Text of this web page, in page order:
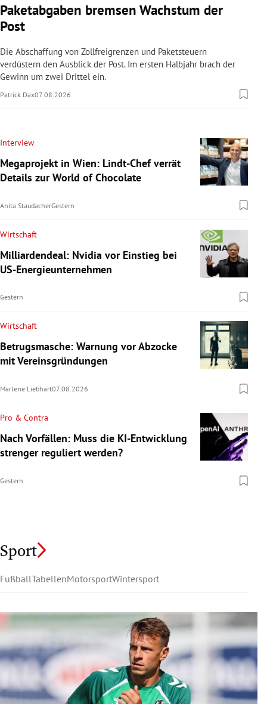
Paketabgaben bremsen Wachstum der
Post
Die Abschaffung von Zollfreigrenzen und Paketsteuern
verdüstern den Ausblick der Post. Im ersten Halbjahr brach der
Gewinn um zwei Drittel ein.
Patrick Dax07.08.2026
Interview
Megaprojekt in Wien: Lindt-Chef verrät
Details zur World of Chocolate
Anita StaudacherGestern
Wirtschaft
Milliardendeal: Nvidia vor Einstieg bei
US-Energieunternehmen
Gestern
Wirtschaft
Betrugsmasche: Warnung vor Abzocke
mit Vereinsgründungen
Marlene Liebhart07.08.2026
Pro & Contra
Nach Vorfällen: Muss die KI-Entwicklung
strenger reguliert werden?
Gestern
Sport
FußballTabellenMotorsportWintersport